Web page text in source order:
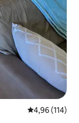
Note
4,96 (114)